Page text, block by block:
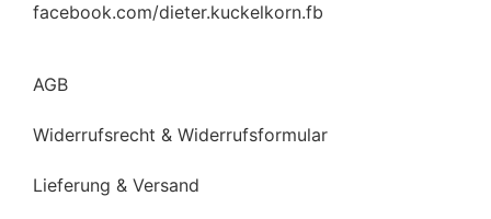
facebook.com/dieter.kuckelkorn.fb
AGB
Widerrufsrecht & Widerrufsformular
Lieferung & Versand